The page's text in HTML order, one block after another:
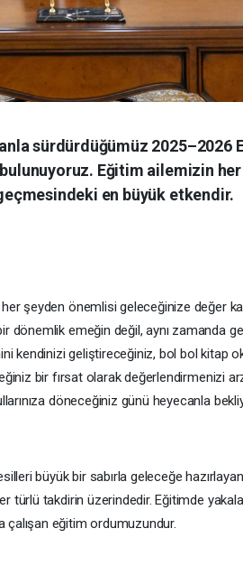
sürdürdüğümüz 2025–2026
bulunuyoruz. Eğitim ailemizin
en büyük etkendir.
her şeyden önemlisi geleceğinize değer
dönemlik emeğin değil, aynı zamanda
kendinizi geliştireceğiniz, bol bol kitap
bir fırsat olarak değerlendirmenizi
döneceğiniz günü heyecanla
büyük bir sabırla geleceğe
türlü takdirin üzerindedir. Eğitimde
eğitim ordumuzundur.